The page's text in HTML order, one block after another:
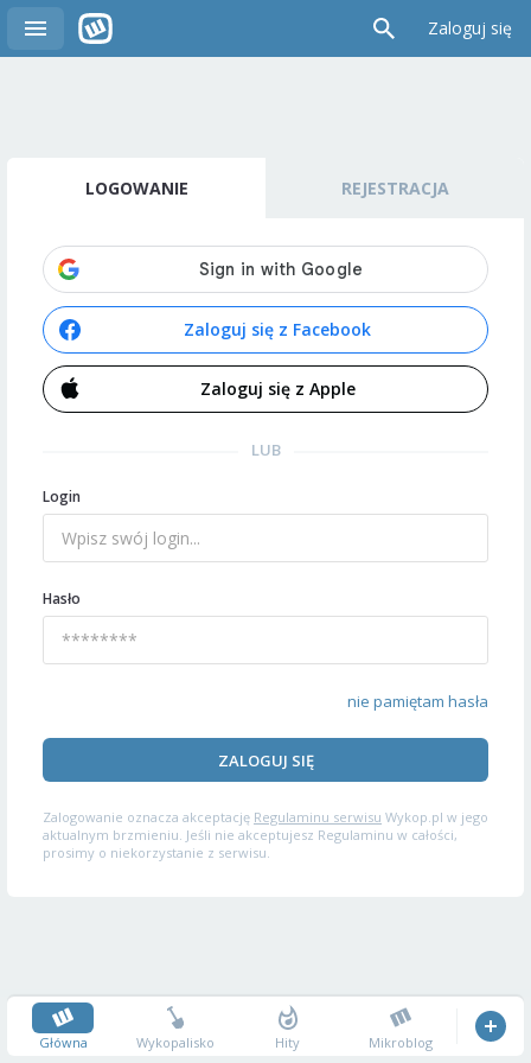
Zaloguj się
LOGOWANIE REJESTRACJA
Zaloguj się z Facebook
Zaloguj się z Apple
LUB
Login
Hasło
nie pamiętam hasła
ZALOGUJ SIĘ
Zalogowanie oznacza akceptację Regulaminu serwisu Wykop.pl w jego
aktualnym brzmieniu. Jeśli nie akceptujesz Regulaminu w całości,
prosimy o niekorzystanie z serwisu.
Główna Wykopalisko Hity Mikroblog